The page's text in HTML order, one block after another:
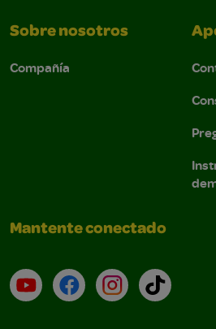
Sobre nosotros
Compañía
Mantente conectado
YouTube (en inglés)
Facebook (en inglés)
Instagram (en
TikTok